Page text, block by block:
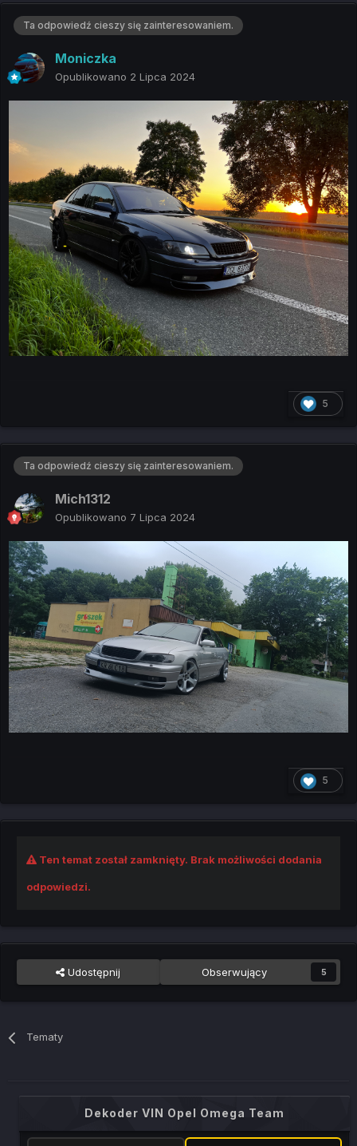
Ta odpowiedź cieszy się zainteresowaniem.
Moniczka
Opublikowano 2 Lipca 2024
5
Ta odpowiedź cieszy się zainteresowaniem.
Mich1312
Opublikowano 7 Lipca 2024
5
Ten temat został zamknięty. Brak możliwości dodania
odpowiedzi.
Udostępnij Obserwujący 5
Tematy
Dekoder VIN Opel Omega Team